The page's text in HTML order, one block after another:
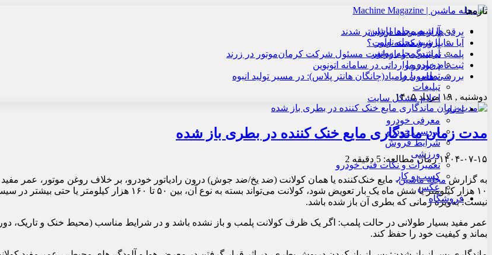
آرشیو مجله ماشین
آرشیو مجله نوآور
آرشیو مجله موتور
درباره ما
تماس با ما
تبلیغات
اعلام مشکل سایت
اخبار
معرفی خودرو
بررسی خودرو
شرایط فروش
ورزشی
تعمیرات و نکات فنی خودرو
کسب و کار
عکس
فروشگاه
تازه‌ها
برقی‌ها از هیبریدها ارزان‌تر شدند
آیا سایپا ورشکسته است؟
پلمب نمایندگی و بازداشت مسئول شرکت کرمان‌موتور در زرند
ثبت‌نام خودرو وارداتی در سامانه اتونوین
بررسی هامون زامیاد(چانگان هانتر پلاس): در مسیر تولید انبوه
دوشنبه , ۱۹ مرداد ۱۴۰۵
مدت زمان ماندگاری مایع خنک کننده در بطری باز شده
۱۴۰۴-۰۷-۱۵زمان مطالعه: 5 دقیقه
به گزارشمجله ماشین
۱۰ هزار کیلومتر یا شش ماه یک بار تعویض شود، کولانت
نیست؛ به‌ویژه زمانی که بطری آن باز شده باشد.
عمر مفید بسیار طولانی در حالت پلمب: اگر یک ظرف کولانت پلمب و باز نشده باشد و در شرایط مناسب (محیط خنک و تاریک، دور
بماند و کیفیت خود را حفظ کند.